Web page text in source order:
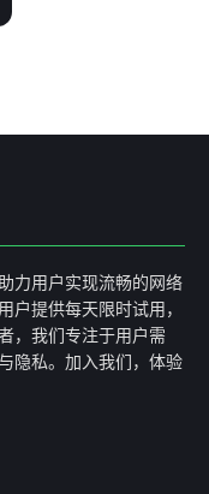
力用户实现流畅的网络
户提供每天限时试用，
，我们专注于用户需
隐私。加入我们，体验